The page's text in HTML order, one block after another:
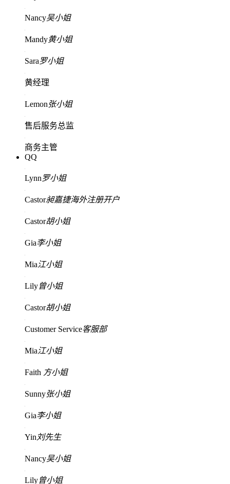
Nancy吴小姐
Mandy黄小姐
Sara罗小姐
黄经理
Lemon张小姐
售后服务总监
商务主管
QQ
Lynn罗小姐
Castor昶嘉捷海外注册开户
Castor胡小姐
Gia李小姐
Mia江小姐
Lily曾小姐
Castor胡小姐
Customer Service客服部
Mia江小姐
Faith 方小姐
Sunny张小姐
Gia李小姐
Yin 刘先生
Nancy吴小姐
Lily曾小姐